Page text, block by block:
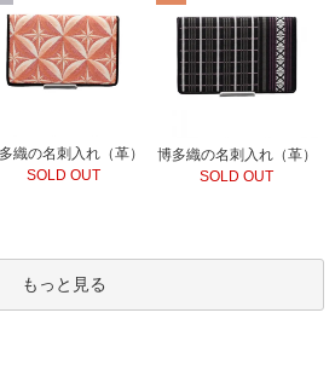
織の名刺入れ（革）
SOLD OUT
博多織の名刺入れ（革）
SOLD OUT
もっと見る